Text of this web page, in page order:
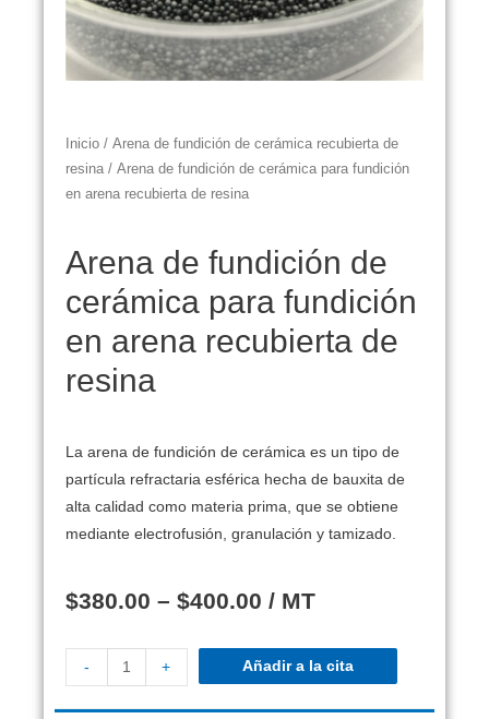
Inicio / Arena de fundición de cerámica recubierta de
resina / Arena de fundición de cerámica para fundición
en arena recubierta de resina
Arena de fundición de
cerámica para fundición
en arena recubierta de
resina
La arena de fundición de cerámica es un tipo de
partícula refractaria esférica hecha de bauxita de
alta calidad como materia prima, que se obtiene
mediante electrofusión, granulación y tamizado.
$380.00 – $400.00 / MT
- + Añadir a la cita